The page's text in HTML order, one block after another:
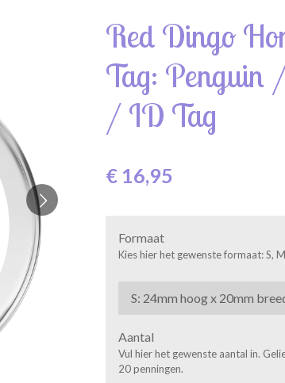
Red Dingo
Tag: Penguin
/ ID Tag
€ 16,95
Formaat
Kies hier het gewenste formaat: S,
Aantal
Vul hier het gewenste aantal in.
20 penningen.